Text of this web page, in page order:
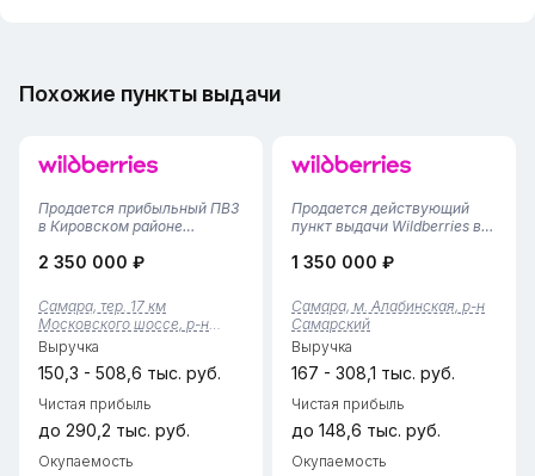
Похожие пункты выдачи
Продается прибыльный ПВЗ
в Кировском районе
высоким потенциалом
укомплектован и готов к
передаче.Основные
характеристики:• Тариф:
2,95%• Помещение: 97 кв.
м...
2 350 000 ₽
Самара, тер. 17 км
Московского шоссе, р-н
Кировский
Выручка
150,3 - 508,6 тыс. руб.
Чистая прибыль
до 290,2 тыс. руб.
Окупаемость
Продается действующий
пункт выдачи Wildberries в
11.09.2024 и успешно
принося доход.В штате — 2
сотрудника.Арендная плата
— 60 000 ₽ в месяц.Удобное
распо...
1 350 000 ₽
Самара, м. Алабинская, р-н
Самарский
Выручка
167 - 308,1 тыс. руб.
Чистая прибыль
до 148,6 тыс. руб.
Окупаемость